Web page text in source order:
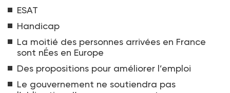
ESAT
Handicap
La moitié des personnes arrivées en France
sont nÉes en Europe
Des propositions pour améliorer l’emploi
Le gouvernement ne soutiendra pas